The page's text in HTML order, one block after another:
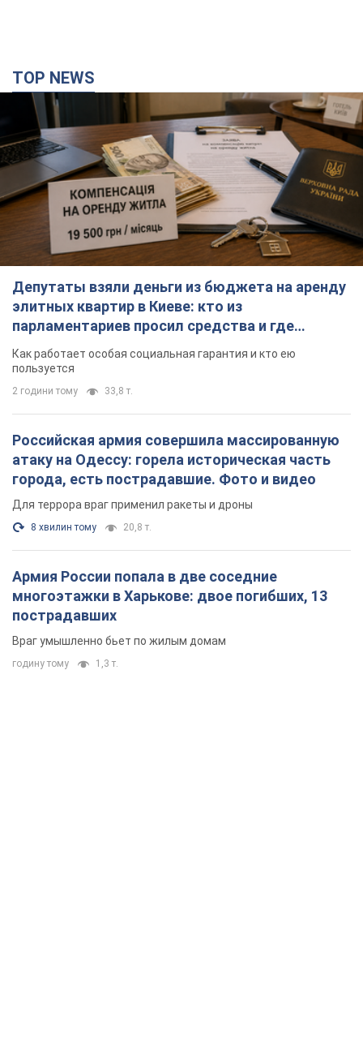
TOP NEWS
Депутаты взяли деньги из бюджета на аренду
элитных квартир в Киеве: кто из
парламентариев просил средства и где
поселился
Как работает особая социальная гарантия и кто ею
пользуется
2 години тому 33,8 т.
Российская армия совершила массированную
атаку на Одессу: горела историческая часть
города, есть пострадавшие. Фото и видео
Для террора враг применил ракеты и дроны
8 хвилин тому 20,8 т.
Армия России попала в две соседние
многоэтажки в Харькове: двое погибших, 13
пострадавших
Враг умышленно бьет по жилым домам
годину тому 1,3 т.